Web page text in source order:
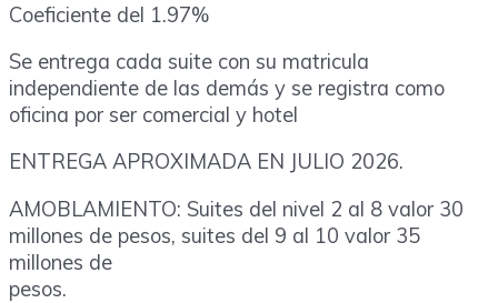
Coeficiente del 1.97%
Se entrega cada suite con su matricula
independiente de las demás y se registra como
oficina por ser comercial y hotel
ENTREGA APROXIMADA EN JULIO 2026.
AMOBLAMIENTO: Suites del nivel 2 al 8 valor 30
millones de pesos, suites del 9 al 10 valor 35
millones de
pesos.